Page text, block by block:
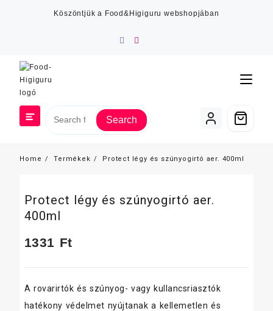
Köszöntjük a Food&Higiguru webshopjában
Search
Home Termékek Protect légy és szúnyogirtó aer. 400ml
Protect légy és szúnyogirtó aer.
400ml
1331 Ft
A rovarirtók és szúnyog- vagy kullancsriasztók
hatékony védelmet nyújtanak a kellemetlen és